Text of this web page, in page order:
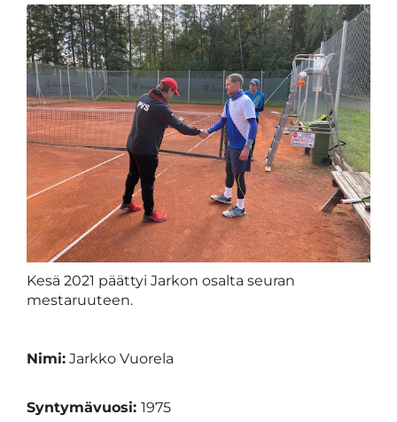
Kesä 2021 päättyi Jarkon osalta seuran
mestaruuteen.
Nimi: Jarkko Vuorela
Syntymävuosi: 1975